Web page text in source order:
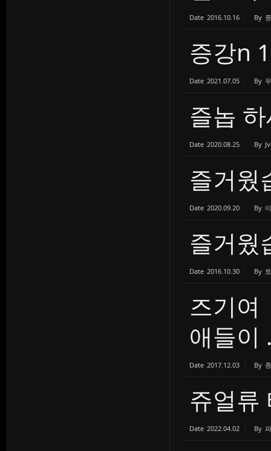
Date 2016.10.16 By
증강n
Date 2021.07.05 By
즐놉
Date 2020.08.25 By
즐거웠
Date 2020.09.20 By
즐거웠
Date 2016.10.30 By
즈기
애들이
Date 2017.12.03 By
쥬얼류
Date 2022.04.02 By